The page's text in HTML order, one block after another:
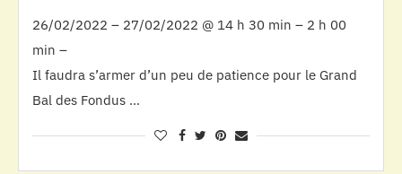
26/02/2022 – 27/02/2022 @ 14 h 30 min – 2 h 00
min –
Il faudra s’armer d’un peu de patience pour le Grand
Bal des Fondus …